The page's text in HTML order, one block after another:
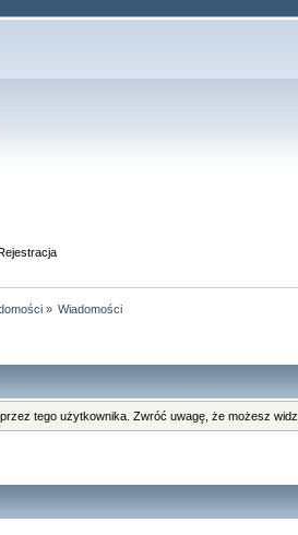
» Wiadomości
tego użytkownika. Zwróć uwagę, że możesz